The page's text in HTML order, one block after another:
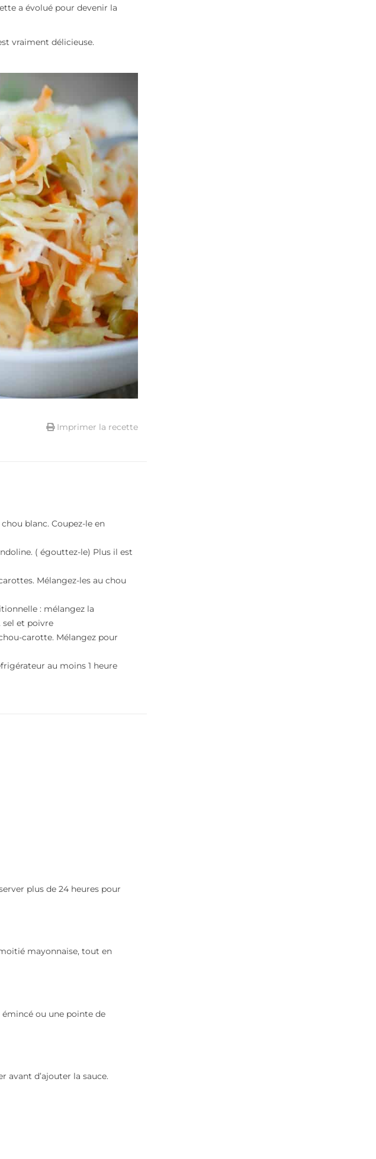
a évolué pour devenir la
vraiment délicieuse.
Imprimer la recette
blanc. Coupez-le en
( égouttez-le) Plus il est
Mélangez-les au chou
: mélangez la
sel et poivre
carotte. Mélangez pour
au moins 1 heure
plus de 24 heures pour
mayonnaise, tout en
ou une pointe de
avant d’ajouter la sauce.